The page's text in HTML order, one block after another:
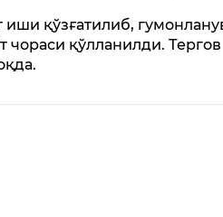
қўзғатилиб,
чораси қўлланилди. Тергов